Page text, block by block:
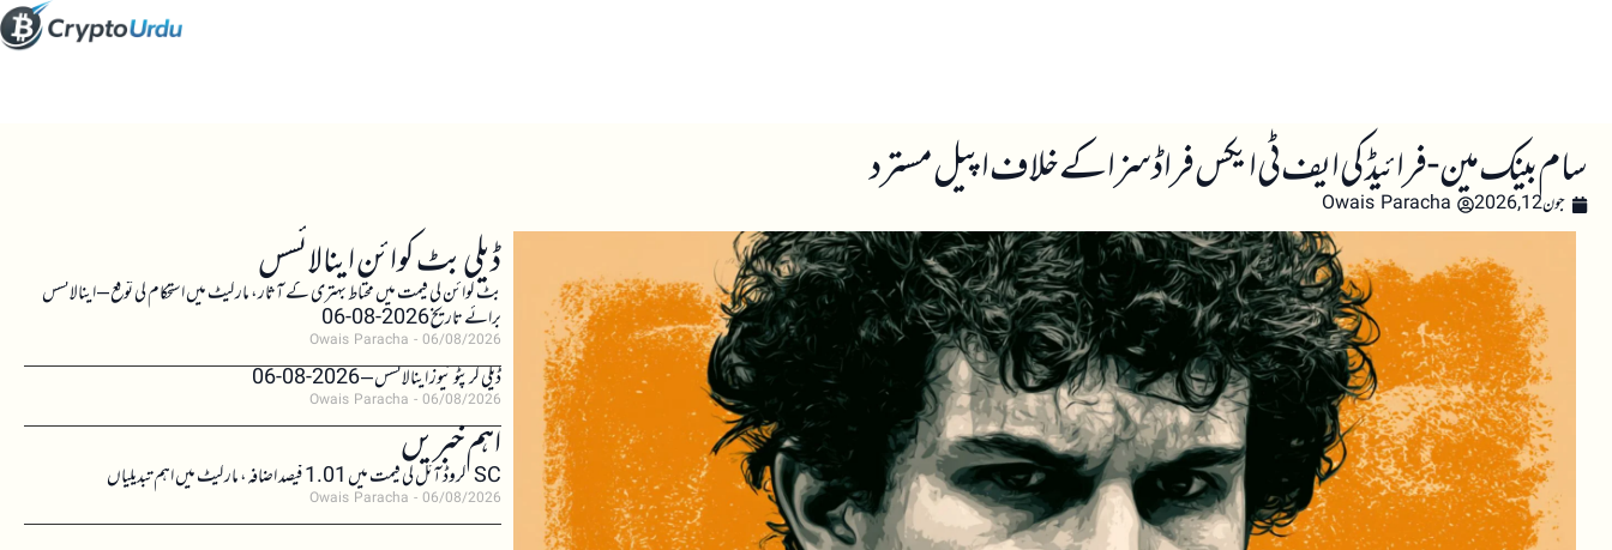
سام بینک مین-فرائیڈ کی ایف ٹی ایکس فراڈ سزا کے خلاف اپیل مسترد
جون 12, 2026 Owais Paracha
ڈیلی بٹ کوائن اینالائسس
بٹ کوائن کی قیمت میں محتاط بہتری کے آثار، مارکیٹ میں استحکام کی توقع – اینالائسس
برائے تاریخ 2026-08-06
Owais Paracha 06/08/2026
ڈیلی کرپٹو نیوز اینالائسس – 2026-08-06
Owais Paracha 06/08/2026
اہم خبریں
SC کروڈ آئل کی قیمت میں 1.01 فیصد اضافہ، مارکیٹ میں اہم تبدیلیاں
Owais Paracha 06/08/2026